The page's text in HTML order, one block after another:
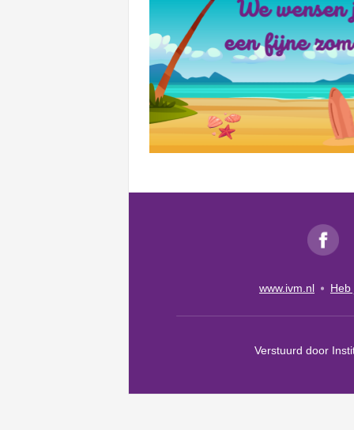
www.ivm.nl Heb
Verstuurd door